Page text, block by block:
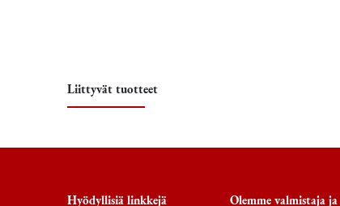
Liittyvät tuotteet
Hyödyllisiä linkkejä Olemme valmistaja